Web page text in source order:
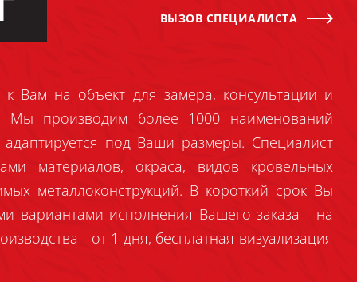
ВЫЗОВ СПЕЦИАЛИСТА
Вам на объект для замера, консультации и
Мы производим более 1000 наименований
под Ваши размеры. Специалист
материалов, окраса, видов кровельных
металлоконструкций. В короткий срок Вы
вариантами исполнения Вашего заказа - на
- от 1 дня, бесплатная визуализация